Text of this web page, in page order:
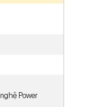
Power